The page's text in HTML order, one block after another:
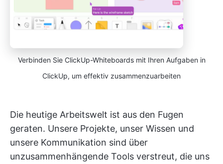
Verbinden Sie ClickUp-Whiteboards mit Ihren Aufgaben in
ClickUp, um effektiv zusammenzuarbeiten
Die heutige Arbeitswelt ist aus den Fugen
geraten. Unsere Projekte, unser Wissen und
unsere Kommunikation sind über
unzusammenhängende Tools verstreut, die uns